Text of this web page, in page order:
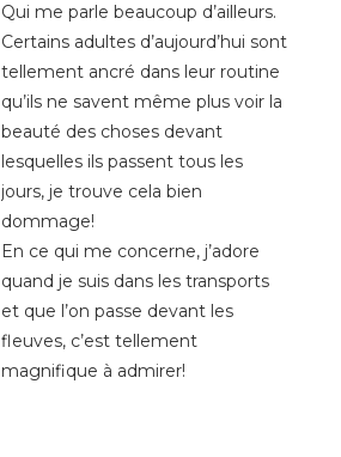
Qui me parle beaucoup d’ailleurs.
Certains adultes d’aujourd’hui sont
tellement ancré dans leur routine
qu’ils ne savent même plus voir la
beauté des choses devant
lesquelles ils passent tous les
jours, je trouve cela bien
dommage!
En ce qui me concerne, j’adore
quand je suis dans les transports
et que l’on passe devant les
fleuves, c’est tellement
magnifique à admirer!